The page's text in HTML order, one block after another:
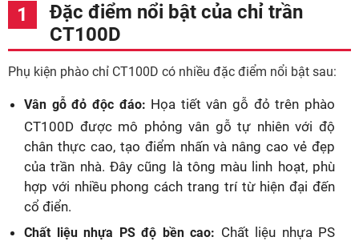
Đặc điểm nổi bật của chỉ trần
CT100D
Phụ kiện phào chỉ CT100D có nhiều đặc điểm nổi bật sau:
Vân gỗ đỏ độc đáo: Họa tiết vân gỗ đỏ trên phào
CT100D được mô phỏng vân gỗ tự nhiên với độ
chân thực cao, tạo điểm nhấn và nâng cao vẻ đẹp
của trần nhà. Đây cũng là tông màu linh hoạt, phù
hợp với nhiều phong cách trang trí từ hiện đại đến
cổ điển.
Chất liệu nhựa PS độ bền cao: Chất liệu nhựa PS